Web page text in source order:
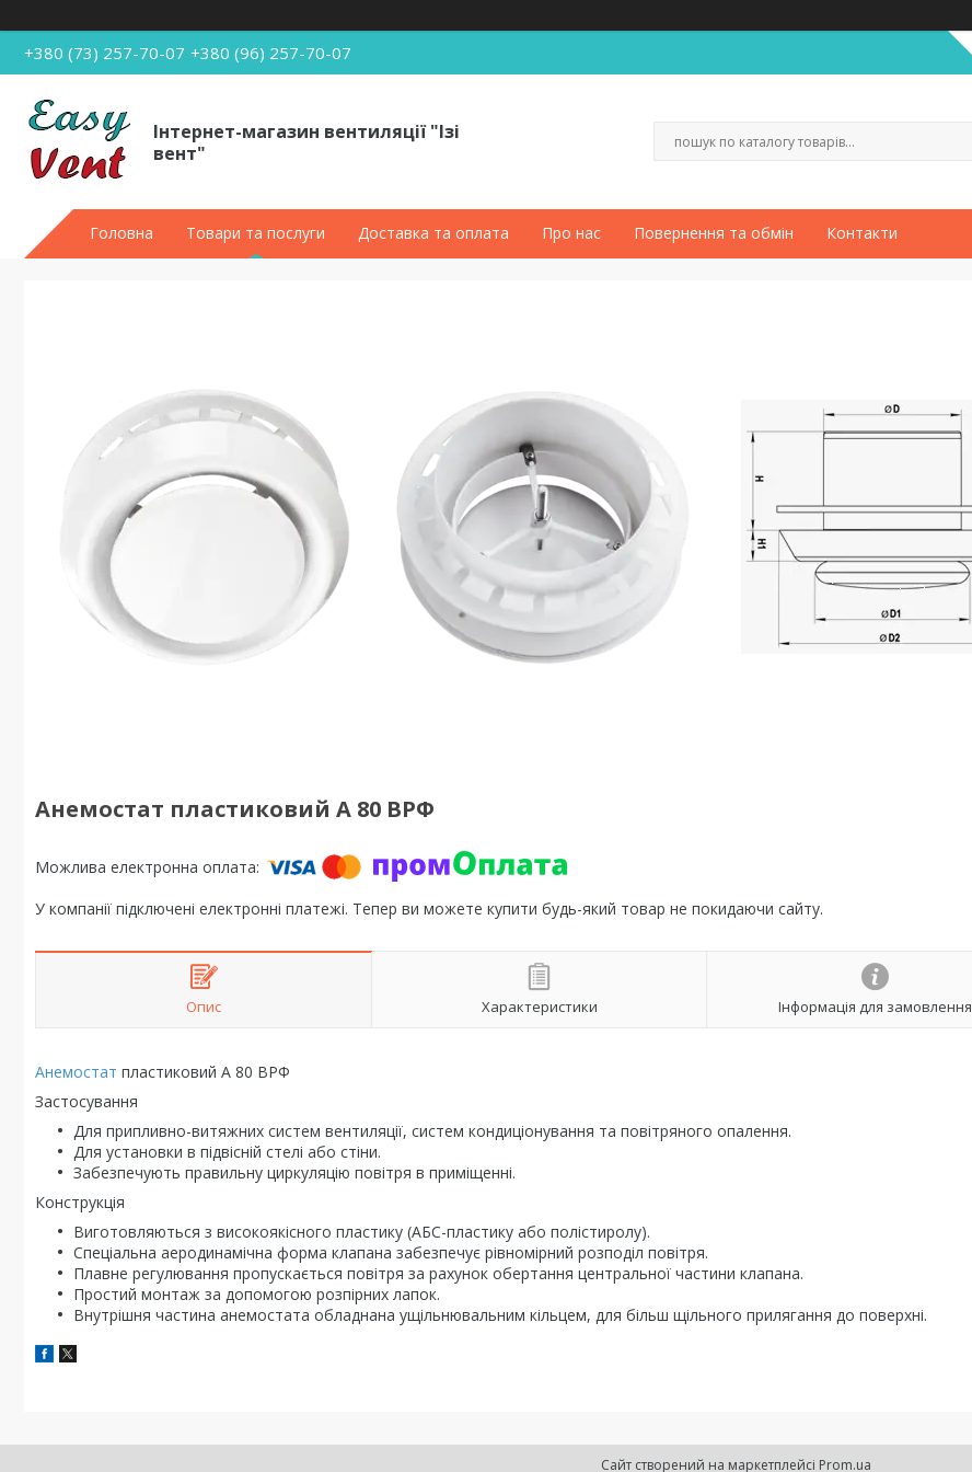
+380 (73) 257-70-07 +380 (96) 257-70-07
Інтернет-магазин вентиляції "Ізі
вент"
Головна Товари та послуги Доставка та оплата Про нас Повернення та обмін Контакти
Анемостат пластиковий А 80 ВРФ
У компанії підключені електронні платежі. Тепер ви можете купити будь-який товар не покидаючи сайту.
Опис Характеристики Інформація для замовлення
Анемостат пластиковий А 80 ВРФ
Застосування
Для припливно-витяжних систем вентиляції, систем кондиціонування та повітряного опалення.
Для установки в підвісній стелі або стіни.
Забезпечують правильну циркуляцію повітря в приміщенні.
Конструкція
Виготовляються з високоякісного пластику (АБС-пластику або полістиролу).
Спеціальна аеродинамічна форма клапана забезпечує рівномірний розподіл повітря.
Плавне регулювання пропускається повітря за рахунок обертання центральної частини клапана.
Простий монтаж за допомогою розпірних лапок.
Внутрішня частина анемостата обладнана ущільнювальним кільцем, для більш щільного прилягання до поверхні.
Сайт створений на маркетплейсі Prom.ua